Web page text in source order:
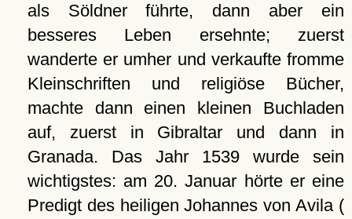
als Söldner führte, dann aber ein
besseres Leben ersehnte; zuerst
wanderte er umher und verkaufte fromme
Kleinschriften und religiöse Bücher,
machte dann einen kleinen Buchladen
auf, zuerst in Gibraltar und dann in
Granada. Das Jahr 1539 wurde sein
wichtigstes: am 20. Januar hörte er eine
Predigt des heiligen Johannes von Avila (